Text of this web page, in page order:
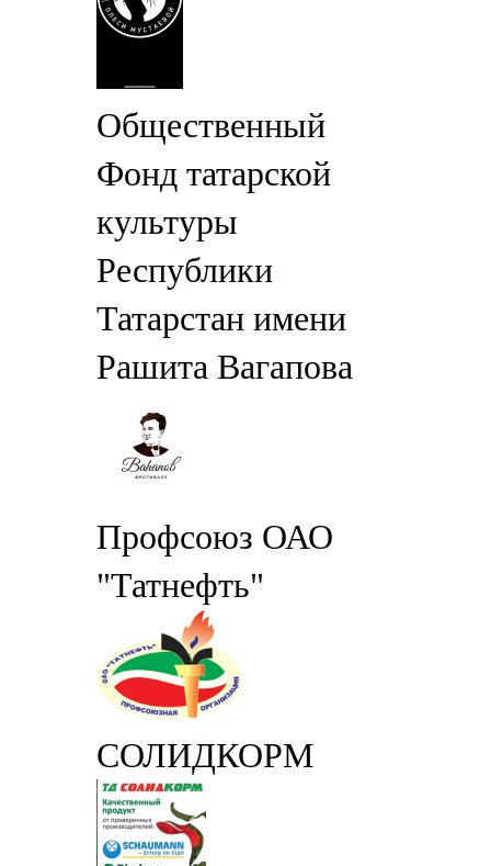
Общественный
Фонд татарской
культуры
Республики
Татарстан имени
Рашита Вагапова
Профсоюз ОАО
"Татнефть"
СОЛИДКОРМ